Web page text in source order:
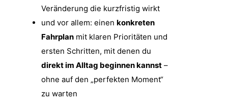
Veränderung die kurzfristig wirkt
und vor allem: einen konkreten
Fahrplan mit klaren Prioritäten und
ersten Schritten, mit denen du
direkt im Alltag beginnen kannst –
ohne auf den „perfekten Moment“
zu warten